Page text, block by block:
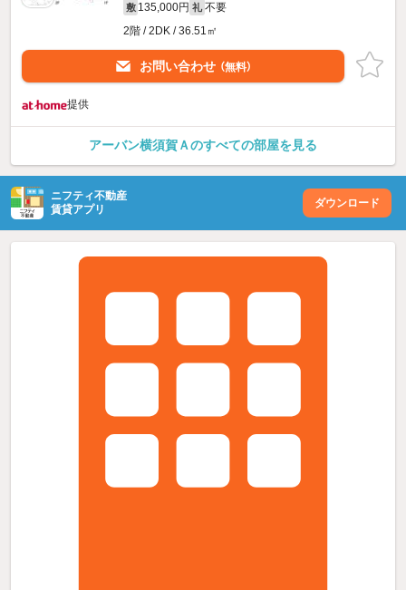
敷 135,000円 礼 不要
2階 / 2DK / 36.51㎡
お問い合わせ （無料）
提供
アーバン横須賀Ａのすべての部屋を見る
ニフティ不動産
賃貸アプリ
ダウンロード